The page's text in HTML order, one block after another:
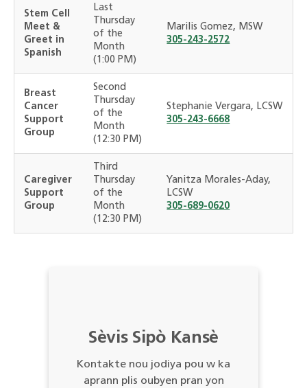
Stem Cell
Meet &
Greet in
Spanish
Last
Thursday
of the
Month
(1:00 PM)
Marilis Gomez, MSW
305-243-2572
Breast
Cancer
Support
Group
Second
Thursday
of the
Month
(12:30 PM)
Stephanie Vergara, LCSW
305-243-6668
Caregiver
Support
Group
Third
Thursday
of the
Month
(12:30 PM)
Yanitza Morales-Aday,
LCSW
305-689-0620
Sèvis Sipò Kansè
Kontakte nou jodiya pou w ka
aprann plis oubyen pran yon